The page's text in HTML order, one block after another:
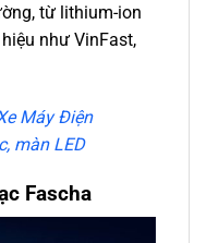
từ lithium-ion
như VinFast,
Máy Điện
màn LED
Fascha